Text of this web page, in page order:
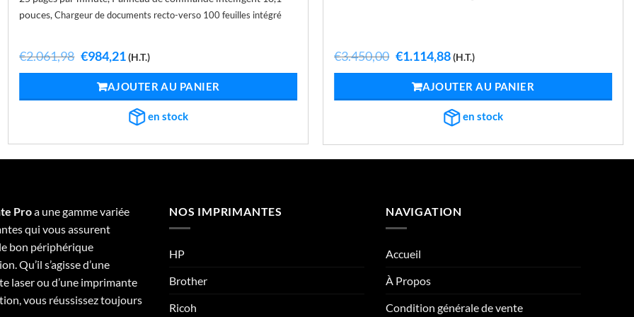
pouces,Chargeur de documents recto-verso 100 feuilles intégré
€2.061,98 Le
initial
était :
€2.061,98.
€984,21Le
prix
actuel
est :
€984,21.
(H.T.)
AJOUTER AU PANIER
en stock
€3.450,00 Le
initial
était :
€3.450,00.
€1.114,88Le
actuel
est :
€1.114,88.
(H.T.)
AJOUTER AU PANIER
en stock
Proa une gamme variée
qui vous assurent
bon périphérique
Qu’il s’agisse d’une
laser ou d’une imprimante
vous réussissez toujours
NOS IMPRIMANTES
HP
Brother
Ricoh
NAVIGATION
Accueil
À Propos
Condition générale de vente